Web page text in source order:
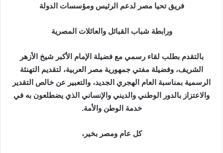
فريق تحيا مصر لدعم الرئيس ومؤسسات الدولة
ورابطة شباب القبائل والعائلات المصرية
بالتقدم بطلب لقاء رسمي مع فضيلة الإمام الأكبر شيخ الأزهر
الشريف، وفضيلة مفتي جمهورية مصر العربية، لتقديم التهنئة
الرسمية بمناسبة العام الهجري الجديد، والتعبير عن خالص التقدير
والاعتزاز بالدور الوطني والديني والإنساني الذي يضطلعون به في
خدمة الوطن والأمة.
كل عام ومصر بخير،